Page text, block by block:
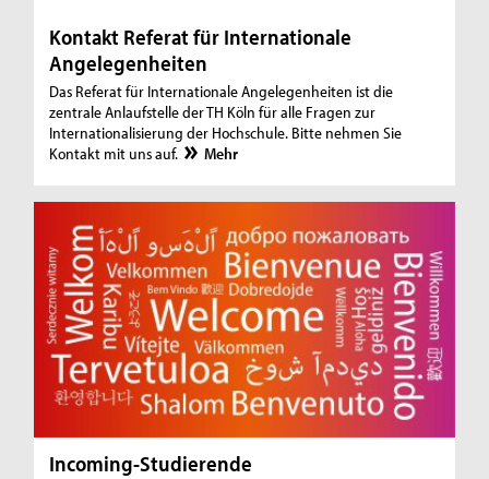
e
W
e
l
t
Kontakt Referat für Internationale
Angelegenheiten
Das Referat für Internationale Angelegenheiten ist die
zentrale Anlaufstelle der TH Köln für alle Fragen zur
Internationalisierung der Hochschule. Bitte nehmen Sie
Kontakt mit uns auf.
Mehr
Incoming-Studierende